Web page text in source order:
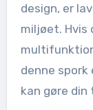
design, er
miljøet. Hvis
denne spork
kan gøre din